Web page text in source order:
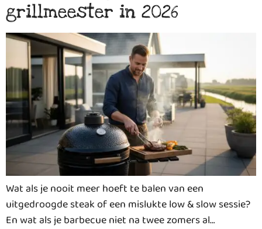
grillmeester in 2026
Wat als je nooit meer hoeft te balen van een
uitgedroogde steak of een mislukte low & slow sessie?
En wat als je barbecue niet na twee zomers al…